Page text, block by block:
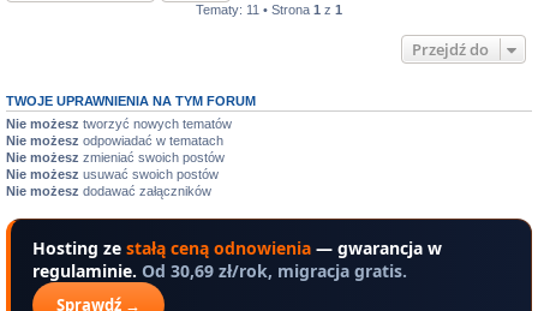
Tematy: 11 • Strona 1 z 1
Przejdź do
TWOJE UPRAWNIENIA NA TYM FORUM
Nie możesz tworzyć nowych tematów
Nie możesz odpowiadać w tematach
Nie możesz zmieniać swoich postów
Nie możesz usuwać swoich postów
Nie możesz dodawać załączników
Hosting ze stałą ceną odnowienia — gwarancja w
regulaminie. Od 30,69 zł/rok, migracja gratis.
Sprawdź →